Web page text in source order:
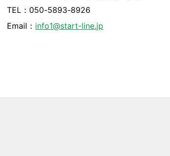
TEL：050-5893-8926
Email： info1@start-line.jp